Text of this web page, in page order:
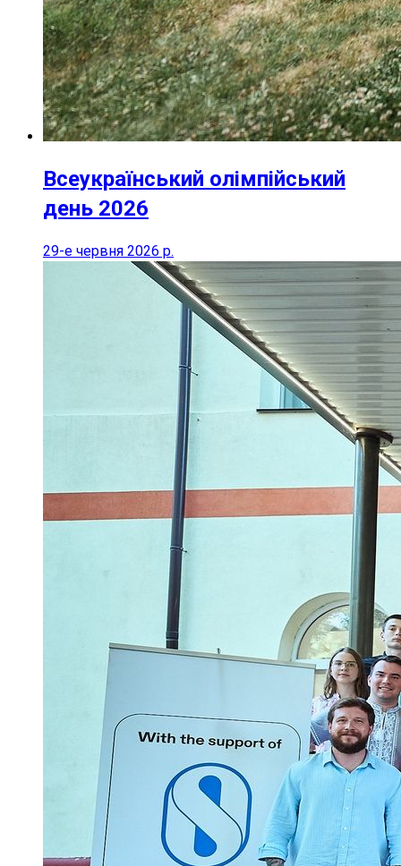
Всеукраїнський олімпійський
день 2026
29-е червня 2026 р.